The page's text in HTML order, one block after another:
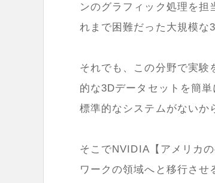
ンのグラフィック処理を担
れまで困難だった大規模な
それでも、この分野で実験
的な3Dデータセットを簡
標準的なシステムがないか
そこでNVIDIA【アメリカ
ワークの領域へと移行さ